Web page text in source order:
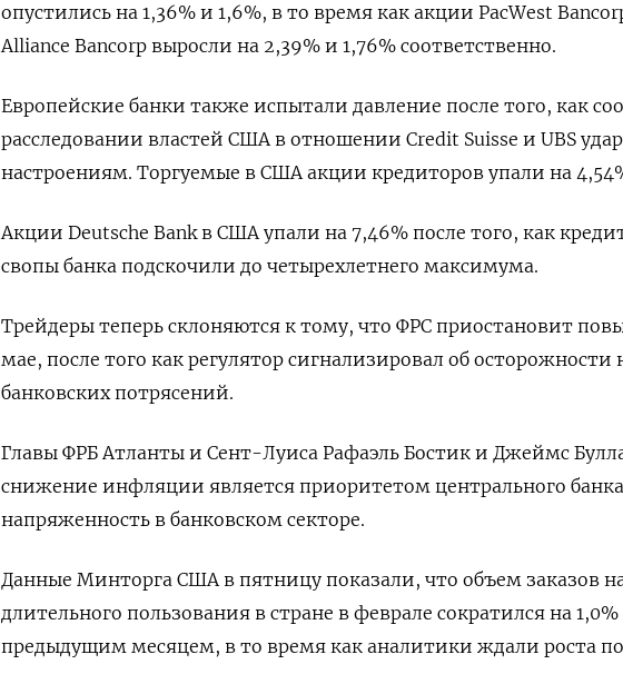
опустились на 1,36% и 1,6%, в то время как акции PacWest
Alliance Bancorp выросли на 2,39% и 1,76% соответственно.
Европейские банки также испытали давление после того, как
расследовании властей США в отношении Credit Suisse и UBS
настроениям. Торгуемые в США акции кредиторов упали на
Акции Deutsche Bank в США упали на 7,46% после того, как
свопы банка подскочили до четырехлетнего максимума.
Трейдеры теперь склоняются к тому, что ФРС приостановит
мае, после того как регулятор сигнализировал об осторожности
банковских потрясений.
Главы ФРБ Атланты и Сент-Луиса Рафаэль Бостик и Джеймс
снижение инфляции является приоритетом центрального
напряженность в банковском секторе.
Данные Минторга США в пятницу показали, что объем заказов
длительного пользования в стране в феврале сократился на
предыдущим месяцем, в то время как аналитики ждали роста